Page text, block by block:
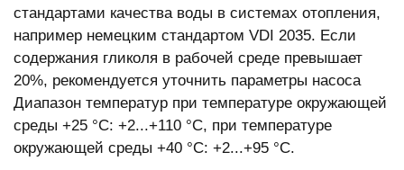
стандартами качества воды в системах отопления,
например немецким стандартом VDI 2035. Если
содержания гликоля в рабочей среде превышает
20%, рекомендуется уточнить параметры насоса
Диапазон температур при температуре окружающей
среды +25 °С: +2...+110 °С, при температуре
окружающей среды +40 °С: +2...+95 °С.